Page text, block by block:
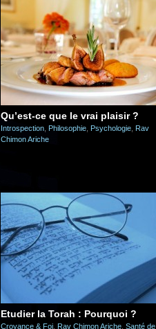
Qu’est-ce que le vrai plaisir ?
Introspection Philosophie Psychologie Rav
Chimon Ariche
Etudier la Torah : Pourquoi ?
Croyance & Foi Rav Chimon Ariche Santé de